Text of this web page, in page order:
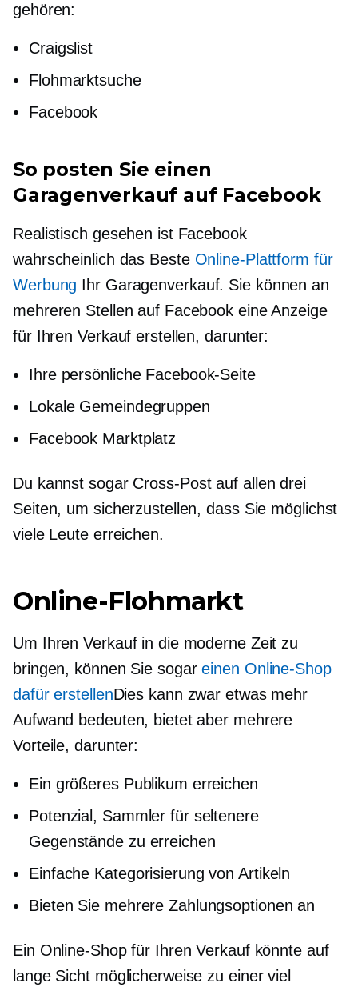
gehören:
Craigslist
Flohmarktsuche
Facebook
So posten Sie einen
Garagenverkauf auf Facebook
Realistisch gesehen ist Facebook
wahrscheinlich das Beste Online-Plattform für
Werbung Ihr Garagenverkauf. Sie können an
mehreren Stellen auf Facebook eine Anzeige
für Ihren Verkauf erstellen, darunter:
Ihre persönliche Facebook-Seite
Lokale Gemeindegruppen
Facebook Marktplatz
Du kannst sogar Cross-Postauf allen drei
Seiten, um sicherzustellen, dass Sie möglichst
viele Leute erreichen.
Online-Flohmarkt
Um Ihren Verkauf in die moderne Zeit zu
bringen, können Sie sogareinen Online-Shop
dafür erstellenDies kann zwar etwas mehr
Aufwand bedeuten, bietet aber mehrere
Vorteile, darunter:
Ein größeres Publikum erreichen
Potenzial, Sammler für seltenere
Gegenstände zu erreichen
Einfache Kategorisierung von Artikeln
Bieten Sie mehrere Zahlungsoptionen an
Ein Online-Shop für Ihren Verkauf könnte auf
lange Sicht möglicherweise zu einer viel